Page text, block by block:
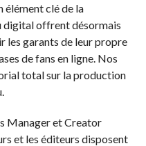
élément clé de la
digital offrent désormais
les garants de leur propre
de fans en ligne. Nos
total sur la production
Manager et Creator
et les éditeurs disposent